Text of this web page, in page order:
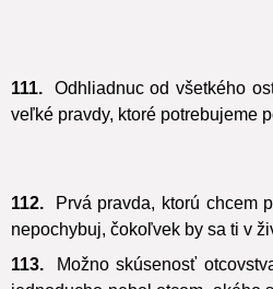
111.
Odhliadnuc od všetkého
veľké pravdy, ktoré potrebujeme
112.
Prvá pravda, ktorú chcem
nepochybuj, čokoľvek by sa ti v
113.
Možno skúsenosť